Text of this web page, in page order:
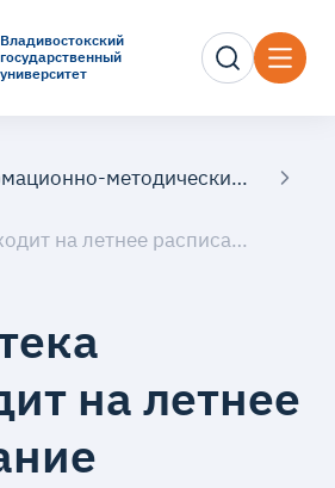
Владивостокский
государственный
университет
Ресурсный информационно-методический центр
Библиотека переходит на летнее расписание
на летнее